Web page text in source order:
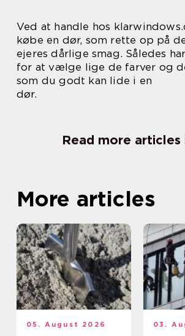
Ved at handle hos
købe en dør, som rette op på
ejeres dårlige smag. Således
for at vælge lige de farver og
som du godt kan lide i en
dør.
Read more articles
More articles
05. August 2026 03.